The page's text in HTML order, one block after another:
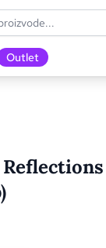
Outlet